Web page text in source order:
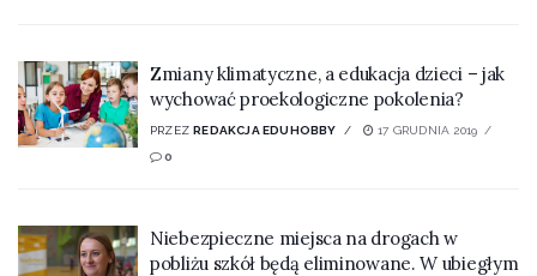
Zmiany klimatyczne, a edukacja dzieci – jak
wychować proekologiczne pokolenia?
PRZEZ REDAKCJA EDUHOBBY
17 GRUDNIA 2019
0
Niebezpieczne miejsca na drogach w
pobliżu szkół będą eliminowane. W ubiegłym